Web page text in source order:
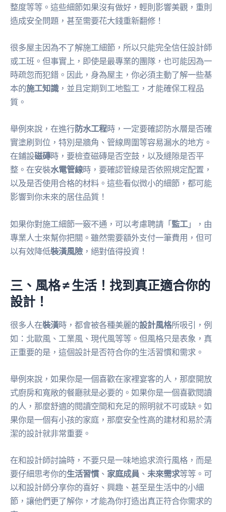
整度等等。這些細節如果沒有做好，輕則影響美觀，重則
造成安全問題，甚至需要花大錢重新翻修！
很多屋主因為不了解施工細節，所以只能完全信任設計師
或工班。但事實上，即使是最專業的團隊，也可能因為一
時疏忽而犯錯。因此，身為屋主，你必須主動了解一些基
本的施工知識，並且定期到工地監工，才能確保工程品
質。
舉例來說，在進行防水工程時，一定要確認防水層是否確
實塗刷到位，特別是牆角、管線周圍等容易漏水的地方。
在鋪設磁磚時，要檢查磁磚是否空鼓，以及縫隙是否平
整。在安裝水電管線時，要確認管線是否依照規定配置，
以及是否使用合格的材料。這些看似微小的細節，都可能
影響到你未來的居住品質！
如果你對施工細節一竅不通，可以考慮聘請「監工」，由
專業人士來幫你把關。雖然需要額外支付一筆費用，但可
以有效降低裝潢風險，絕對值得投資！
三、風格 ≠ 生活！找到真正適合你的
設計！
很多人在裝潢時，都會被各種美麗的設計風格所吸引，例
如：北歐風、工業風、現代風等等。但風格只是表象，真
正重要的是，這個設計是否符合你的生活習慣和需求。
舉例來說，如果你是一個喜歡在家裡宴客的人，那麼開放
式廚房和寬敞的餐廳就是必要的。如果你是一個喜歡閱讀
的人，那麼舒適的閱讀空間和充足的照明就不可或缺。如
果你是一個有小孩的家庭，那麼安全性高的建材和易於清
潔的設計就非常重要。
在和設計師討論時，不要只是一味地追求流行風格，而是
要仔細思考你的生活習慣、 家庭成員 、 未來需求等等。可
以和設計師分享你的喜好、興趣、甚至是生活中的小細
節，讓他們更了解你，才能為你打造出真正符合你需求的